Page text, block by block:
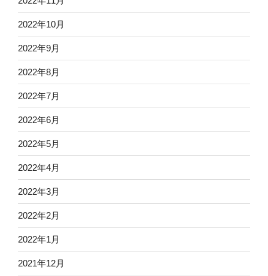
2022年10月
2022年9月
2022年8月
2022年7月
2022年6月
2022年5月
2022年4月
2022年3月
2022年2月
2022年1月
2021年12月